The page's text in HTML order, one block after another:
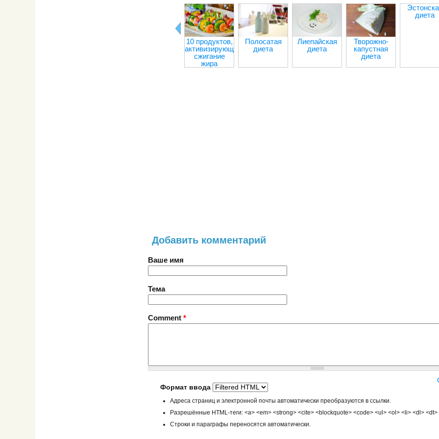
10 продуктов,
активизирующих
сжигание
жира
Полосатая
диета
Лиепайская
диета
Творожно-
капустная
диета
диета
Добавить комментарий
Ваше имя
Тема
Comment *
Формат ввода
Адреса страниц и электронной почты автоматически преобразуются в ссылки.
Разрешённые HTML-теги: <a> <em> <strong> <cite> <blockquote> <code> <ul> <ol> <li> <dl> <dt>
Строки и параграфы переносятся автоматически.